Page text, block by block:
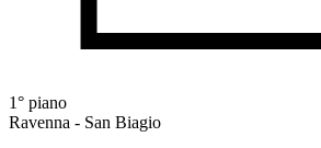
1° piano
Ravenna - San Biagio